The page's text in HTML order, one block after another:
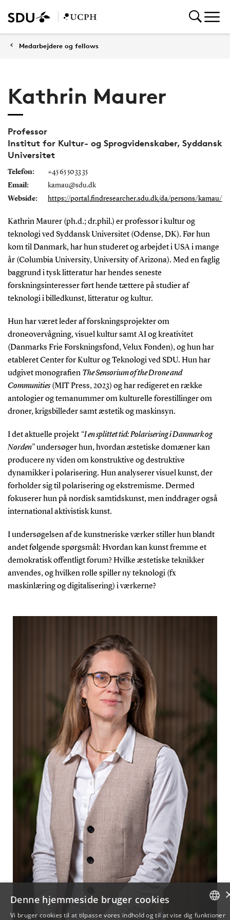
Medarbejdere og fellows
Kathrin Maurer
Professor
Institut for Kultur- og Sprogvidenskaber, Syddansk
Universitet
Telefon:
+45 65 50 33 35
Email:
kamau@sdu.dk
Webside:
https://portal.findresearcher.sdu.dk/da/persons/kamau/
Kathrin Maurer (ph.d.; dr.phil.) er professor i kultur og
teknologi ved Syddansk Universitet (Odense, DK). Før hun
kom til Danmark, har hun studeret og arbejdet i USA i mange
år (Columbia University, University of Arizona). Med en faglig
baggrund i tysk litteratur har hendes seneste
forskningsinteresser ført hende tættere på studier af
teknologi i billedkunst, litteratur og kultur.
Hun har været leder af forskningsprojekter om
droneovervågning, visuel kultur samt AI og kreativitet
(Danmarks Frie Forskningsfond, Velux Fonden), og hun har
etableret Center for Kultur og Teknologi ved SDU. Hun har
udgivet monografien The Sensorium of the Drone and
Communities(MIT Press, 2023) og har redigeret en række
antologier og temanummer om kulturelle forestillinger om
droner, krigsbilleder samt æstetik og maskinsyn.
I det aktuelle projekt “I en splittet tid: Polarisering i Danmark og
Norden”undersøger hun, hvordan æstetiske domæner kan
producere ny viden om konstruktive og destruktive
dynamikker i polarisering. Hun analyserer visuel kunst, der
forholder sig til polarisering og ekstremisme. Dermed
fokuserer hun på nordisk samtidskunst, men inddrager også
international aktivistisk kunst.
I undersøgelsen af de kunstneriske værker stiller hun blandt
andet følgende spørgsmål: Hvordan kan kunst fremme et
demokratisk offentligt forum? Hvilke æstetiske teknikker
anvendes, og hvilken rolle spiller ny teknologi (fx
maskinlæring og digitalisering) i værkerne?
Denne hjemmeside bruger cookies
Vi bruger cookies til at tilpasse vores indhold og til at vise dig funktioner